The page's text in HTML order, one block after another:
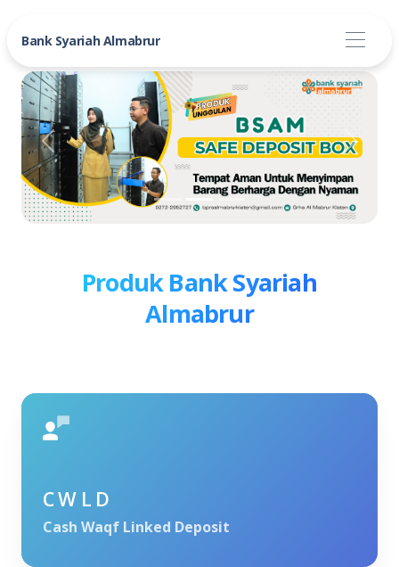
Bank Syariah Almabrur
Previous Next
Produk Bank Syariah
Almabrur
C W L D
Cash Waqf Linked Deposit